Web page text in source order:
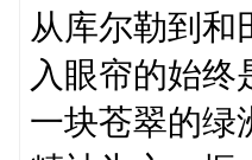
从库尔勒到和
入眼帘的始
一块苍翠的绿